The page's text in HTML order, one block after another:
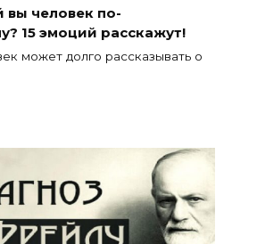
вы человек по-
15 эмоций расскажут!
может долго рассказывать о